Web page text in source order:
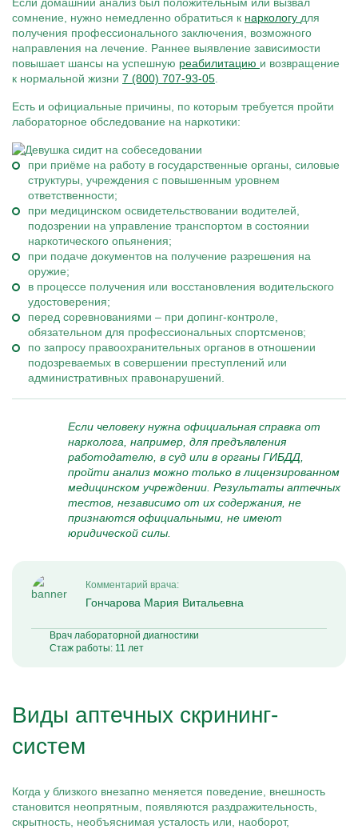
сомнение, нужно немедленно обратиться к наркологу для
получения профессионального заключения, возможного
направления на лечение. Раннее выявление зависимости
повышает шансы на успешную реабилитацию и возвращение
к нормальной жизни 7 (800) 707-93-05
Есть и официальные причины, по которым требуется пройти
лабораторное обследование на наркотики:
при приёме на работу в государственные органы, силовые
структуры, учреждения с повышенным уровнем
ответственности;
при медицинском освидетельствовании водителей,
подозрении на управление транспортом в состоянии
наркотического опьянения;
при подаче документов на получение разрешения на
оружие;
в процессе получения или восстановления водительского
удостоверения;
перед соревнованиями – при допинг-контроле,
обязательном для профессиональных спортсменов;
по запросу правоохранительных органов в отношении
подозреваемых в совершении преступлений или
административных правонарушений.
Если человеку нужна официальная справка от
нарколога, например, для предъявления
работодателю, в суд или в органы ГИБДД,
пройти анализ можно только в лицензированном
медицинском учреждении. Результаты аптечных
тестов, независимо от их содержания, не
признаются официальными, не имеют
юридической силы.
Комментарий врача:
Гончарова Мария Витальевна
Врач лабораторной диагностики
Стаж работы: 11 лет
Виды аптечных скрининг-
систем
Когда у близкого внезапно меняется поведение, внешность
становится неопрятным, появляются раздражительность,
скрытность, необъяснимая усталость или, наоборот,